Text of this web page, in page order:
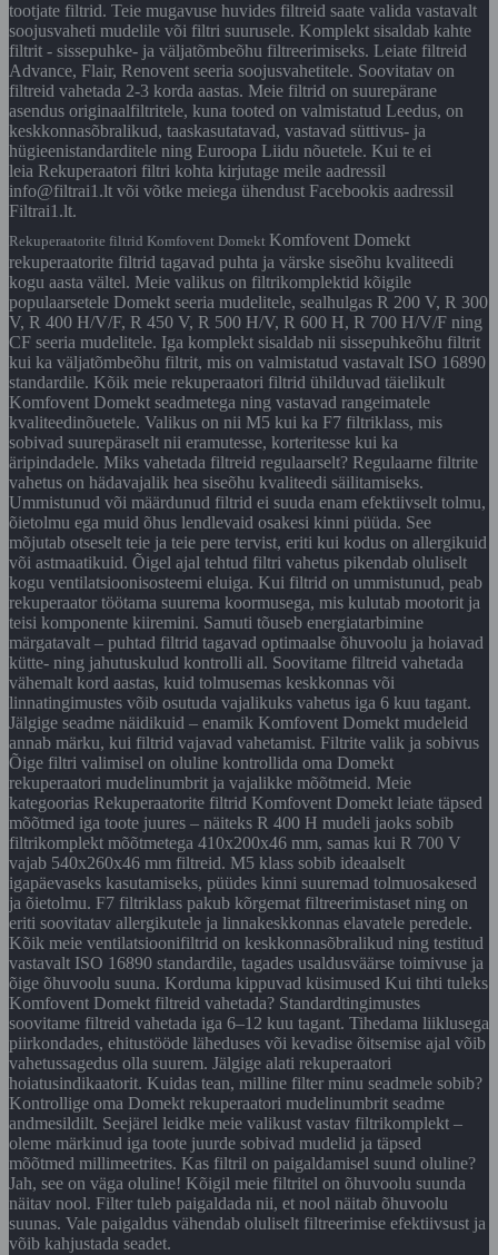
tootjate filtrid. Teie mugavuse huvides filtreid saate valida vastavalt
soojusvaheti mudelile või filtri suurusele. Komplekt sisaldab kahte
filtrit - sissepuhke- ja väljatõmbeõhu filtreerimiseks. Leiate filtreid
Advance, Flair, Renovent seeria soojusvahetitele. Soovitatav on
filtreid vahetada 2-3 korda aastas. Meie filtrid on suurepärane
asendus originaalfiltritele, kuna tooted on valmistatud Leedus, on
keskkonnasõbralikud, taaskasutatavad, vastavad süttivus- ja
hügieenistandarditele ning Euroopa Liidu nõuetele. Kui te ei
leia Rekuperaatori filtri kohta kirjutage meile aadressil
info@filtrai1.lt või võtke meiega ühendust Facebookis aadressil
Filtrai1.lt.
Rekuperaatorite filtrid Komfovent Domekt Komfovent Domekt
rekuperaatorite filtrid tagavad puhta ja värske siseõhu kvaliteedi
kogu aasta vältel. Meie valikus on filtrikomplektid kõigile
populaarsetele Domekt seeria mudelitele, sealhulgas R 200 V, R 300
V, R 400 H/V/F, R 450 V, R 500 H/V, R 600 H, R 700 H/V/F ning
CF seeria mudelitele. Iga komplekt sisaldab nii sissepuhkeõhu filtrit
kui ka väljatõmbeõhu filtrit, mis on valmistatud vastavalt ISO 16890
standardile. Kõik meie rekuperaatori filtrid ühilduvad täielikult
Komfovent Domekt seadmetega ning vastavad rangeimatele
kvaliteedinõuetele. Valikus on nii M5 kui ka F7 filtriklass, mis
sobivad suurepäraselt nii eramutesse, korteritesse kui ka
äripindadele. Miks vahetada filtreid regulaarselt? Regulaarne filtrite
vahetus on hädavajalik hea siseõhu kvaliteedi säilitamiseks.
Ummistunud või määrdunud filtrid ei suuda enam efektiivselt tolmu,
õietolmu ega muid õhus lendlevaid osakesi kinni püüda. See
mõjutab otseselt teie ja teie pere tervist, eriti kui kodus on allergikuid
või astmaatikuid. Õigel ajal tehtud filtri vahetus pikendab oluliselt
kogu ventilatsioonisosteemi eluiga. Kui filtrid on ummistunud, peab
rekuperaator töötama suurema koormusega, mis kulutab mootorit ja
teisi komponente kiiremini. Samuti tõuseb energiatarbimine
märgatavalt – puhtad filtrid tagavad optimaalse õhuvoolu ja hoiavad
kütte- ning jahutuskulud kontrolli all. Soovitame filtreid vahetada
vähemalt kord aastas, kuid tolmusemas keskkonnas või
linnatingimustes võib osutuda vajalikuks vahetus iga 6 kuu tagant.
Jälgige seadme näidikuid – enamik Komfovent Domekt mudeleid
annab märku, kui filtrid vajavad vahetamist. Filtrite valik ja sobivus
Õige filtri valimisel on oluline kontrollida oma Domekt
rekuperaatori mudelinumbrit ja vajalikke mõõtmeid. Meie
kategoorias Rekuperaatorite filtrid Komfovent Domekt leiate täpsed
mõõtmed iga toote juures – näiteks R 400 H mudeli jaoks sobib
filtrikomplekt mõõtmetega 410x200x46 mm, samas kui R 700 V
vajab 540x260x46 mm filtreid. M5 klass sobib ideaalselt
igapäevaseks kasutamiseks, püüdes kinni suuremad tolmuosakesed
ja õietolmu. F7 filtriklass pakub kõrgemat filtreerimistaset ning on
eriti soovitatav allergikutele ja linnakeskkonnas elavatele peredele.
Kõik meie ventilatsioonifiltrid on keskkonnasõbralikud ning testitud
vastavalt ISO 16890 standardile, tagades usaldusväärse toimivuse ja
õige õhuvoolu suuna. Korduma kippuvad küsimused Kui tihti tuleks
Komfovent Domekt filtreid vahetada? Standardtingimustes
soovitame filtreid vahetada iga 6–12 kuu tagant. Tihedama liiklusega
piirkondades, ehitustööde läheduses või kevadise õitsemise ajal võib
vahetussagedus olla suurem. Jälgige alati rekuperaatori
hoiatusindikaatorit. Kuidas tean, milline filter minu seadmele sobib?
Kontrollige oma Domekt rekuperaatori mudelinumbrit seadme
andmesildilt. Seejärel leidke meie valikust vastav filtrikomplekt –
oleme märkinud iga toote juurde sobivad mudelid ja täpsed
mõõtmed millimeetrites. Kas filtril on paigaldamisel suund oluline?
Jah, see on väga oluline! Kõigil meie filtritel on õhuvoolu suunda
näitav nool. Filter tuleb paigaldada nii, et nool näitab õhuvoolu
suunas. Vale paigaldus vähendab oluliselt filtreerimise efektiivsust ja
võib kahjustada seadet.